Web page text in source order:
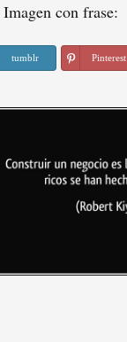
Imagen con frase:
tumblr Pinterest